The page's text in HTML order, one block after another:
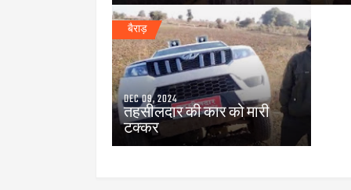
बैराड़
DEC 09, 2024
तहसीलदार की कार को मारी
टक्कर